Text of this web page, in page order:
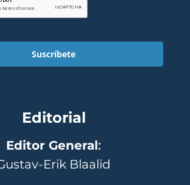
Suscríbete
Editorial
Editor General:
Erik Blaalid